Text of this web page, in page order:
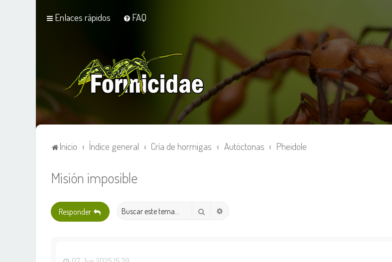
Enlaces rápidos FAQ
Inicio Índice general Cría de hormigas Autóctonas Pheidole
Misión imposible
Responder Buscar